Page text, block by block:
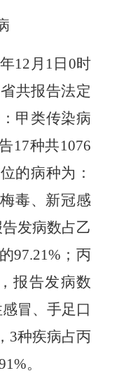
年12 月 1 日 0时
共报告法定
甲类传染病
17种共1076
位的病种为：
毒、新冠感
发病数占乙
97.21% ；丙
报告发病数
冒、手足口
3种疾病占丙
。